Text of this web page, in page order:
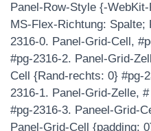
Panel-Row-Style {-
MS-Flex-Richtung: Spalte;
2316-0. Panel-Grid-Cell,
#pg-2316-2. Panel-Grid-
Cell {Rand-rechts: 0} #pg-
2316-1. Panel-Grid-Zelle,
#pg-2316-3. Paneel-Grid-
Panel-Grid-Cell {padding: